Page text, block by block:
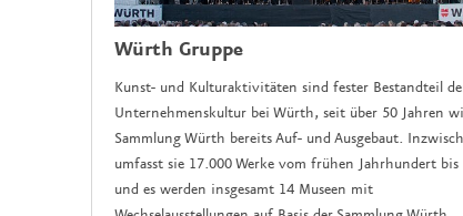
Würth Gruppe
Kunst- und Kulturaktivitäten sind fester Bestandteil
Unternehmenskultur bei Würth, seit über 50 Jahren
Sammlung Würth bereits Auf- und Ausgebaut.
umfasst sie 17.000 Werke vom frühen Jahrhundert bis
und es werden insgesamt 14 Museen mit